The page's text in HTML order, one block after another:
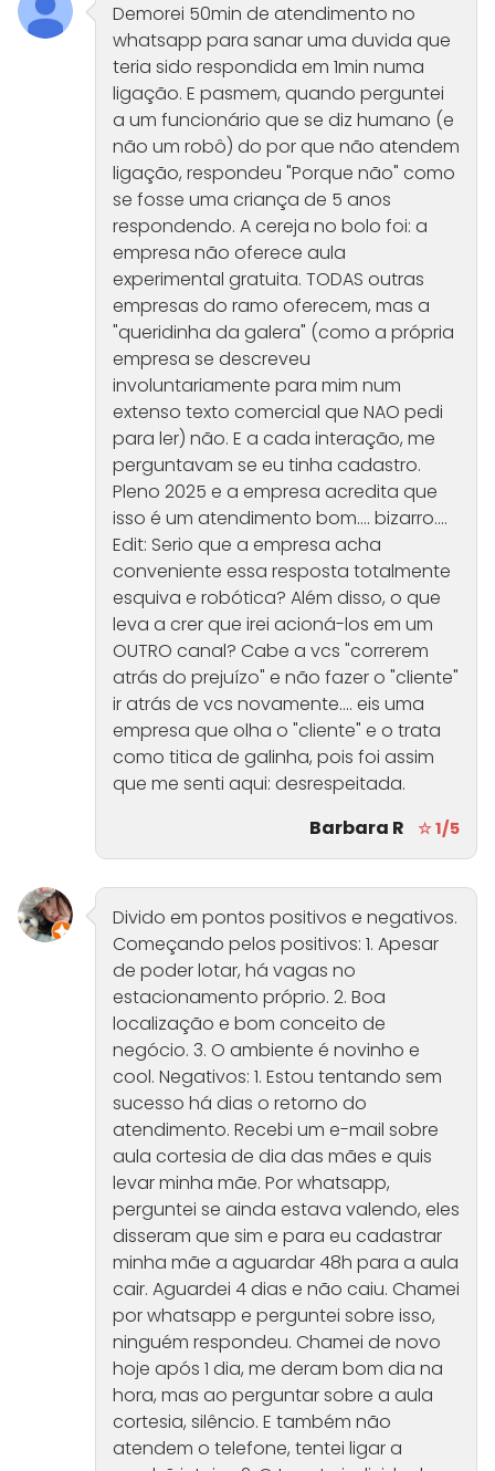
Demorei 50min de atendimento no
whatsapp para sanar uma duvida que
teria sido respondida em 1min numa
ligação. E pasmem, quando perguntei
a um funcionário que se diz humano (e
não um robô) do por que não atendem
ligação, respondeu "Porque não" como
se fosse uma criança de 5 anos
respondendo. A cereja no bolo foi: a
empresa não oferece aula
experimental gratuita. TODAS outras
empresas do ramo oferecem, mas a
"queridinha da galera" (como a própria
empresa se descreveu
involuntariamente para mim num
extenso texto comercial que NAO pedi
para ler) não. E a cada interação, me
perguntavam se eu tinha cadastro.
Pleno 2025 e a empresa acredita que
isso é um atendimento bom.... bizarro....
Edit: Serio que a empresa acha
conveniente essa resposta totalmente
esquiva e robótica? Além disso, o que
leva a crer que irei acioná-los em um
OUTRO canal? Cabe a vcs "correrem
atrás do prejuízo" e não fazer o "cliente"
ir atrás de vcs novamente.... eis uma
empresa que olha o "cliente" e o trata
como titica de galinha, pois foi assim
que me senti aqui: desrespeitada.
Barbara R
☆ 1/5
Divido em pontos positivos e negativos.
Começando pelos positivos: 1. Apesar
de poder lotar, há vagas no
estacionamento próprio. 2. Boa
localização e bom conceito de
negócio. 3. O ambiente é novinho e
cool. Negativos: 1. Estou tentando sem
sucesso há dias o retorno do
atendimento. Recebi um e-mail sobre
aula cortesia de dia das mães e quis
levar minha mãe. Por whatsapp,
perguntei se ainda estava valendo, eles
disseram que sim e para eu cadastrar
minha mãe a aguardar 48h para a aula
cair. Aguardei 4 dias e não caiu. Chamei
por whatsapp e perguntei sobre isso,
ninguém respondeu. Chamei de novo
hoje após 1 dia, me deram bom dia na
hora, mas ao perguntar sobre a aula
cortesia, silêncio. E também não
atendem o telefone, tentei ligar a